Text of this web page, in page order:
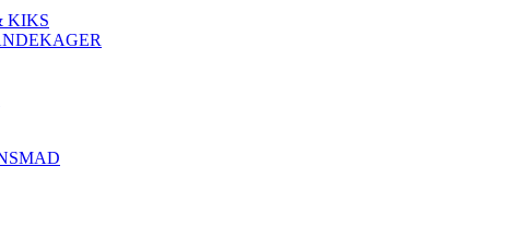
KIKS